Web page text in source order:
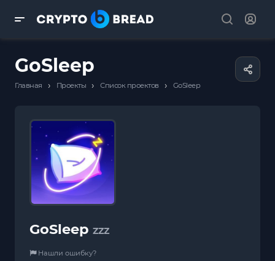
GoSleep
Главная › Проекты › Список проектов › GoSleep
GoSleep ZZZ
Нашли ошибку?